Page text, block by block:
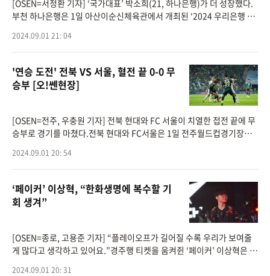
[OSEN=서정환 기자] ‘국가대표’ 박소희(21, 하나은행)가 더 성장했다.
부천 하나은행은 1일 아산이순신체육관에서 개최된 ‘2024 우리은행 박
회
2024.09.01 21: 04
'연승 도전' 전북 VS 서울, 혈전 끝 0-0 무
승부 [오!쎈현장]
[OSEN=전주, 우충원 기자] 전북 현대와 FC 서울이 치열한 접전 끝에 무
승부로 경기를 마쳤다.전북 현대와 FC서울은 1일 전주월드컵경기장에
했다.이날 무승부로 전북
2024.09.01 20: 54
‘페이커’ 이상혁, “한화생명에 복수할 기
회 생겨”
[OSEN=종로, 고용준 기자] “플레이오프가 길어질 수록 우리가 보여줄
게 많다고 생각하고 있어요.”경주행 티켓을 움켜쥔 ‘페이커’ 이상혁은 포
2024.09.01 20: 31